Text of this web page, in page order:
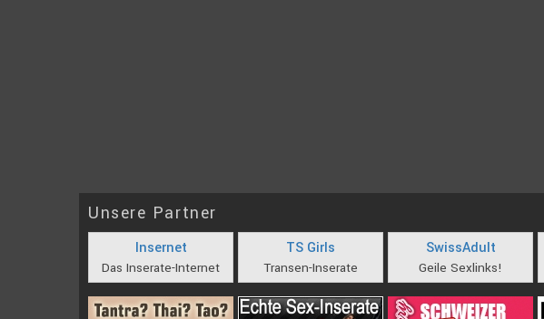
Unsere Partner
Insernet
Das Inserate-Internet
TS Girls
Transen-Inserate
SwissAdult
Geile Sexlinks!